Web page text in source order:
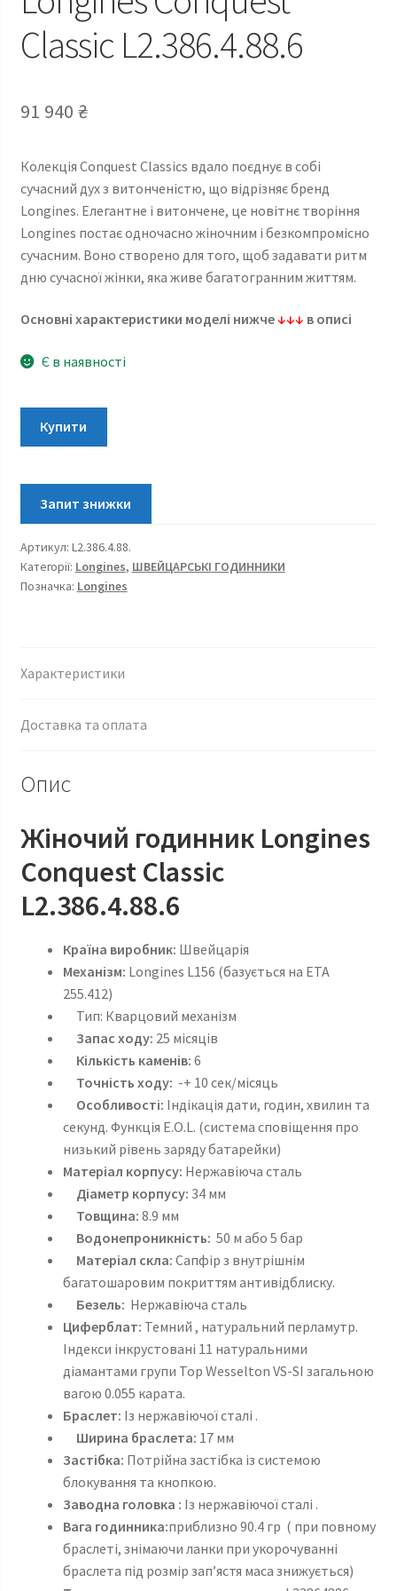
Classic L2.386.4.88.6
91 940 ₴
Колекція Conquest Classics вдало поєднує в собі
сучасний дух з витонченістю, що відрізняє бренд
Longines. Елегантне і витончене, це новітнє творіння
Longines постає одночасно жіночним і безкомпромісно
сучасним. Воно створено для того, щоб задавати ритм
дню сучасної жінки, яка живе багатогранним життям.
Основні характеристики моделі нижче↓↓↓ в описі
Є в наявності
Conquest
L2.386.4.88.6
кількість
Купити
Артикул: L2.386.4.88.
Категорії: Longines, ШВЕЙЦАРСЬКІ ГОДИННИКИ
Позначка: Longines
Характеристики
Доставка та оплата
Опис
Жіночий годинник Longines
Conquest Classic
L2.386.4.88.6
Країна виробник: Швейцарія
Механізм: Longines L156 (базується на ETA
255.412)
Тип: Кварцовий механізм
Запас ходу: 25 місяців
Кількість каменів: 6
Точність ходу: -+ 10 сек/місяць
Особливості: Індікація дати, годин, хвилин та
секунд. Функція E.O.L. (система сповіщення про
низький рівень заряду батарейки)
Матеріал корпусу: Нержавіюча сталь
Діаметр корпусу: 34 мм
Товщина: 8.9 мм
Водонепроникність: 50 м або 5 бар
Матеріал скла: Сапфір з внутрішнім
багатошаровим покриттям антивідблиску.
Безель: Нержавіюча сталь
Циферблат: Темний , натуральний перламутр.
Індекси інкрустовані 11 натуральними
діамантами групи Top Wesselton VS-SI загальною
вагою 0.055 карата.
Браслет: Із нержавіючої сталі .
Ширина браслета: 17 мм
Застібка: Потрійна застібка із системою
блокування та кнопкою.
Заводна головка : Із нержавіючої сталі .
Вага годинника:приблизно 90.4 гр ( при повному
браслеті, знімаючи ланки при укорочуванні
браслета під розмір зап’ястя маса знижується)